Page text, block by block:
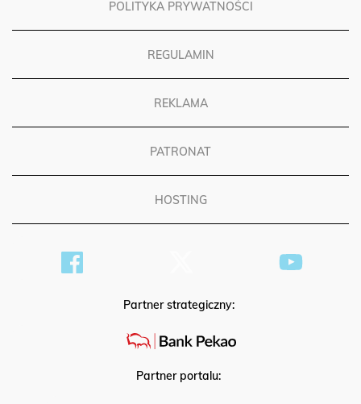
POLITYKA PRYWATNOŚCI
REGULAMIN
REKLAMA
PATRONAT
HOSTING
Partner strategiczny:
Partner portalu: